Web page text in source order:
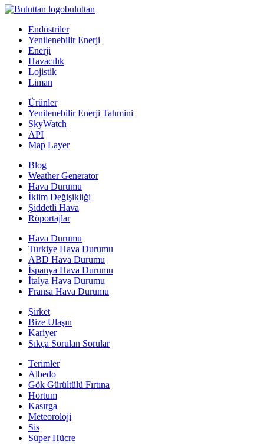
buluttan
Endüstriler
Yenilenebilir Enerji
Enerji
Havacılık
Lojistik
Liman
Ürünler
Yenilenebilir Enerji Tahmini
SkyWatch
API
Map Layer
Blog
Weather Generator
Hava Durumu
İklim Değişikliği
Şiddetli Hava
Röportajlar
Hava Durumu
Turkiye Hava Durumu
ABD Hava Durumu
İspanya Hava Durumu
İtalya Hava Durumu
Fransa Hava Durumu
Şirket
Bize Ulaşın
Kariyer
Sıkça Sorulan Sorular
Terimler
Albedo
Gök Gürültülü Fırtına
Hortum
Kasırga
Meteoroloji
Sis
Süper Hücre